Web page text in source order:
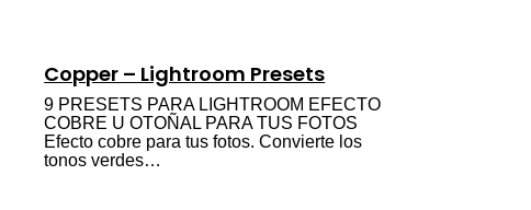
Copper – Lightroom Presets
9 PRESETS PARA LIGHTROOM EFECTO
COBRE U OTOÑAL PARA TUS FOTOS
Efecto cobre para tus fotos. Convierte los
tonos verdes…